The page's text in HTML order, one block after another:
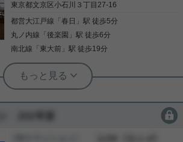
東京都文京区小石川３丁目27-16
都営大江戸線 「春日 」駅 徒歩5分
丸ノ内線 「後楽園 」駅 徒歩6分
南北線 「 東大前 」駅 徒歩19分
サテライト 金子瑠茄
周辺環境・立地よし物件☆
2021年に大規模修繕工事を実施済み。 徒歩10分圏